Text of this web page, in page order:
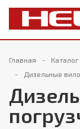
Главная Каталог
Дизельные